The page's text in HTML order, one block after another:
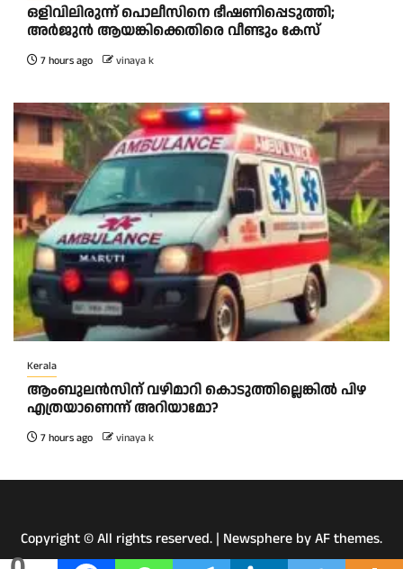
ഒളിവിലിരുന്ന് പൊലീസിനെ ഭീഷണിപ്പെടുത്തി;
അർജുൻ ആയങ്കിക്കെതിരെ വീണ്ടും കേസ്
7 hours ago vinaya k
Kerala
ആംബുലന്‍സിന് വഴിമാറി കൊടുത്തില്ലെങ്കില്‍ പിഴ
എത്രയാണെന്ന് അറിയാമോ?
7 hours ago vinaya k
Copyright © All rights reserved. | Newsphere by AF themes.